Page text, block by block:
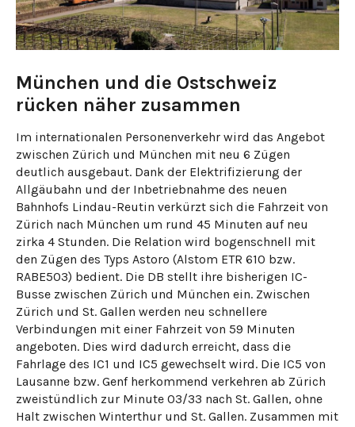
München und die Ostschweiz
rücken näher zusammen
Im internationalen Personenverkehr wird das Angebot
zwischen Zürich und München mit neu 6 Zügen
deutlich ausgebaut. Dank der Elektrifizierung der
Allgäubahn und der Inbetriebnahme des neuen
Bahnhofs Lindau-Reutin verkürzt sich die Fahrzeit von
Zürich nach München um rund 45 Minuten auf neu
zirka 4 Stunden. Die Relation wird bogenschnell mit
den Zügen des Typs Astoro (Alstom ETR 610 bzw.
RABE503) bedient. Die DB stellt ihre bisherigen IC-
Busse zwischen Zürich und München ein. Zwischen
Zürich und St. Gallen werden neu schnellere
Verbindungen mit einer Fahrzeit von 59 Minuten
angeboten. Dies wird dadurch erreicht, dass die
Fahrlage des IC1 und IC5 gewechselt wird. Die IC5 von
Lausanne bzw. Genf herkommend verkehren ab Zürich
zweistündlich zur Minute 03/33 nach St. Gallen, ohne
Halt zwischen Winterthur und St. Gallen. Zusammen mit